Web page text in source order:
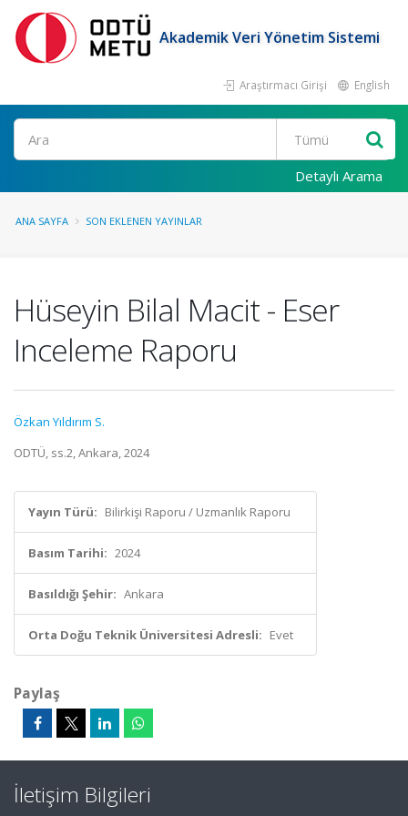
Akademik Veri Yönetim Sistemi
Araştırmacı Girişi English
Ara
Detaylı Arama
ANA SAYFA SON EKLENEN YAYINLAR
Hüseyin Bilal Macit - Eser
Inceleme Raporu
Özkan Yıldırım S.
ODTÜ, ss.2, Ankara, 2024
Yayın Türü: Bilirkişi Raporu / Uzmanlık Raporu
Basım Tarihi: 2024
Basıldığı Şehir: Ankara
Orta Doğu Teknik Üniversitesi Adresli: Evet
Paylaş
İletişim Bilgileri